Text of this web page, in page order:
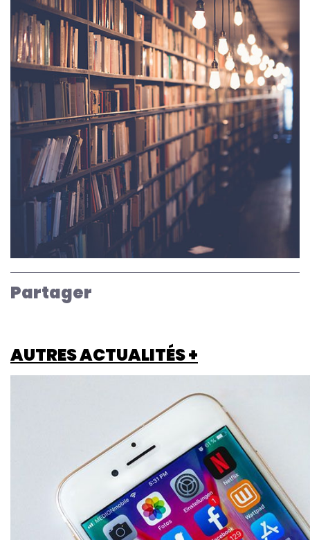
Partager
AUTRES ACTUALITÉS +